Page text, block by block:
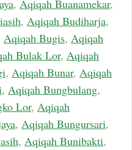
, Aqiqah Buanamekar,
, Aqiqah Budiharja,
Aqiqah Bugis, Aqiqah
Bulak Lor, Aqiqah
, Aqiqah Bunar, Aqiqah
, Aqiqah Bungbulang,
Lor, Aqiqah
, Aqiqah Bungursari,
, Aqiqah Bunibakti,